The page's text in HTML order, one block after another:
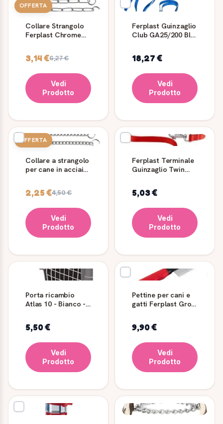
OFFERTA
Collare Strangolo
Ferplast Chrome
3,14 €6,27 €
Vedi
Prodotto
Ferplast Guinzaglio
Club GA25/200 Blu
18,27 €
Vedi
Prodotto
OFFERTA
Collare a strangolo
per cane in acciaio
2,25 €4,50 €
Vedi
Prodotto
Ferplast Terminale
Guinzaglio Twin
5,03 €
Vedi
Prodotto
Porta ricambio
Atlas 10 - Bianco -
5,50 €
Vedi
Prodotto
Pettine per cani e
gatti Ferplast Gro
9,90 €
Vedi
Prodotto